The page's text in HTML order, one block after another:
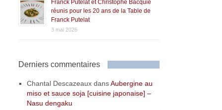
Franck Putelat et Christophe Bacquié
réunis pour les 20 ans de la Table de
Franck Putelat
3 mai 2026
Derniers commentaires
Chantal Descazeaux dansAubergine au
miso et sauce soja [cuisine japonaise] –
Nasu dengaku